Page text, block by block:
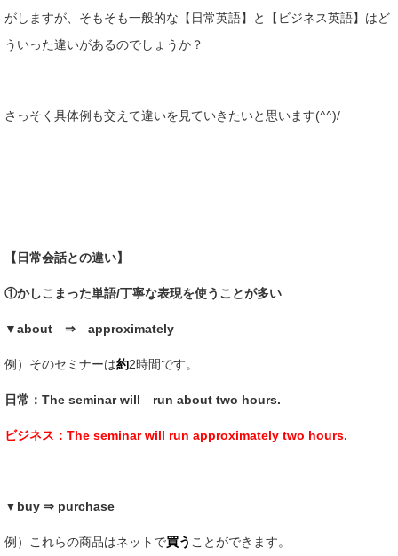
がしますが、そもそも一般的な【日常英語】と【ビジネス英語】はど
ういった違いがあるのでしょうか？
さっそく具体例も交えて違いを見ていきたいと思います(^^)/
【日常会話との違い】
①かしこまった単語/丁寧な表現を使うことが多い
▼about ⇒ approximately
例）そのセミナーは約2時間です。
日常：The seminar will run about two hours.
ビジネス：The seminar will run approximately two hours.
▼buy ⇒ purchase
例）これらの商品はネットで買う ことができます。